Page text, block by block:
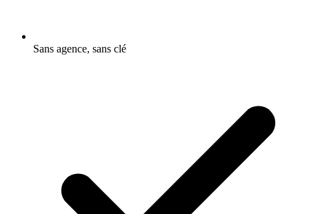
Sans agence, sans clé